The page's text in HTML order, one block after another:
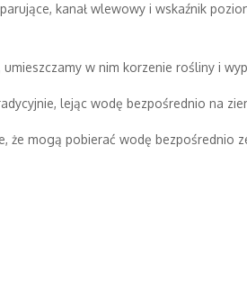
kanał wlewowy i wskaźnik
w nim korzenie rośliny i
lejąc wodę bezpośrednio na
że mogą pobierać wodę bezpośrednio